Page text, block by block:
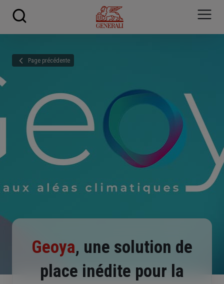
Page précédente
Geoya, une solution de
place inédite pour la